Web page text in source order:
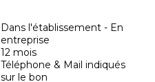
Dans l'établissement - En
entreprise
12 mois
Téléphone & Mail indiqués
sur le bon